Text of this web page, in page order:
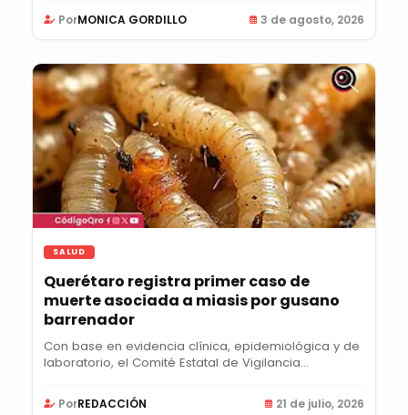
PorMONICA GORDILLO 3 de agosto, 2026
SALUD
Querétaro registra primer caso de
muerte asociada a miasis por gusano
barrenador
Con base en evidencia clínica, epidemiológica y de
laboratorio, el Comité Estatal de Vigilancia...
PorREDACCIÓN 21 de julio, 2026